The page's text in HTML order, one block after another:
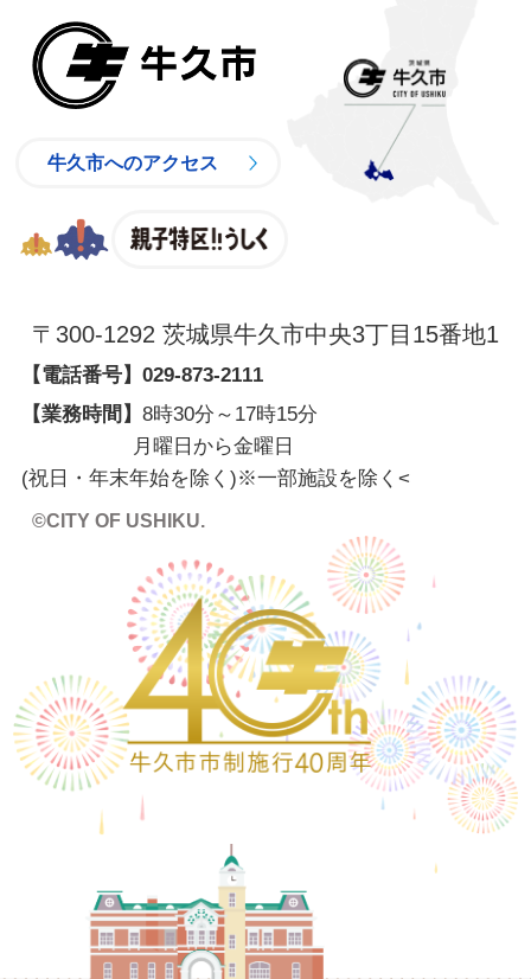
牛久市へのアクセス
〒300-1292 茨城県牛久市中央3丁目15番地1
【電話番号】 029-873-2111
【業務時間】 8時30分～17時15分
月曜日から金曜日
(祝日・年末年始を除く)※一部施設を除く <
©CITY OF USHIKU.